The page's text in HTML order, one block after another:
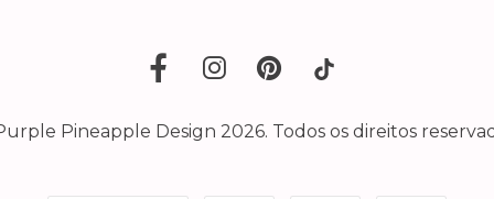
Pineapple Design 2026. Todos os direitos